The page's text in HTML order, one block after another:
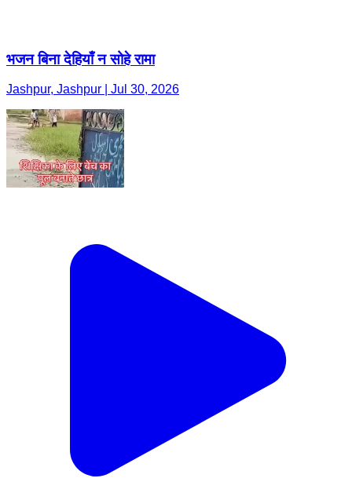
भजन बिना देहियाँ न सोहे रामा
Jashpur, Jashpur | Jul 30, 2026